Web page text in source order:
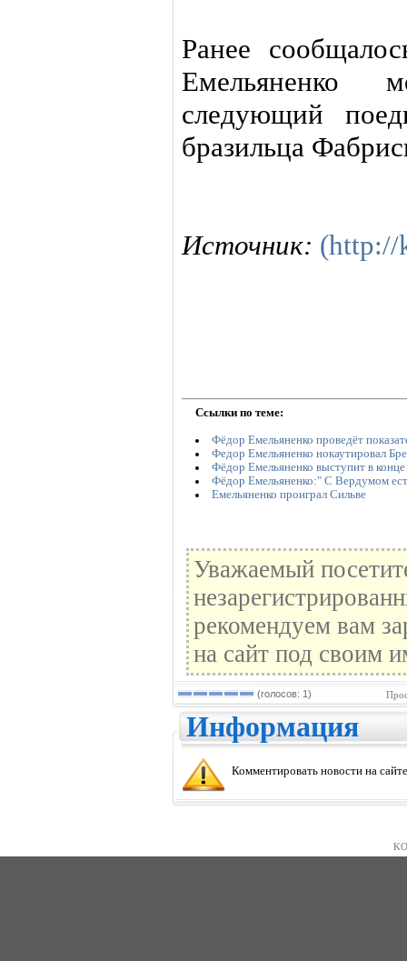
Ранее
Емельяненко
следующий
бразильца
Источник: (http://
Ссылки по теме:
Фёдор Емельяненко проведёт
Федор Емельяненко нокаутировал
Фёдор Емельяненко выступит в
Фёдор Емельяненко:" С Вердумом
Емельяненко проиграл Сильве
Уважаемый
рекомендуем вам
на сайт под своим
(голосов: 1)
Информация
Комментировать новости на